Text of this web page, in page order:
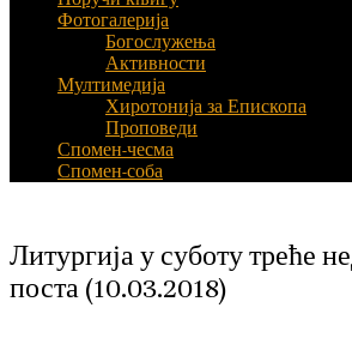
Фотогалерија
Богослужења
Активности
Мултимедија
Хиротонија за Епископа
Проповеди
Спомен-чесма
Спомен-соба
Литургија у суботу треће
поста (10.03.2018)